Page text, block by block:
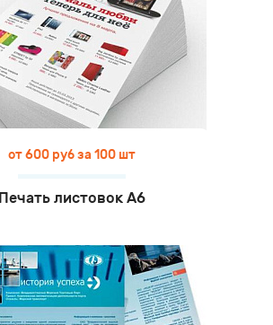
от 600 руб за 100 шт
Печать листовок А6